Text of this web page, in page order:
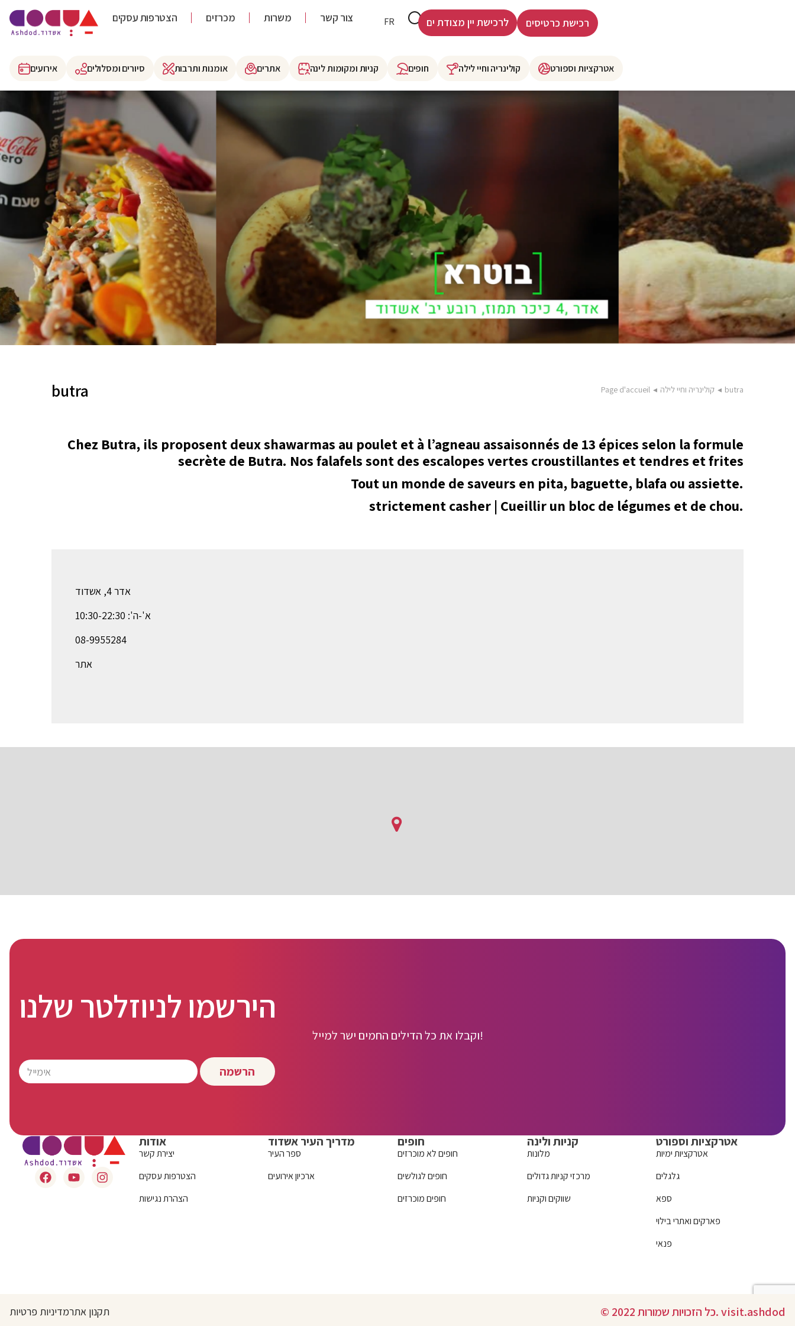
הצטרפות עסקים מכרזים משרות צור קשר FR
HE
לרכישת יין מצודת ים רכישת כרטיסים
אירועים סיורים ומסלולים אומנות ותרבות אתרים קניות ומקומות לינה חופים קולינריה וחיי לילה אטרקציות וספורט
butra Page d'accueil ◂ קולינריה וחיי לילה ◂ butra
Chez Butra, ils proposent deux shawarmas au poulet et à l’agneau assaisonnés de 13 épices selon la formule
secrète de Butra. Nos falafels sont des escalopes vertes croustillantes et tendres et frites
Tout un monde de saveurs en pita, baguette, blafa ou assiette.
strictement casher | Cueillir un bloc de légumes et de chou.
אדר 4, אשדוד
א'-ה': 10:30-22:30
08-9955284
אתר
הירשמו לניוזלטר שלנו
וקבלו את כל הדילים החמים ישר למייל!
הרשמה
אודות
יצירת קשר
הצטרפות עסקים
הצהרת נגישות
מדריך העיר אשדוד
ספר העיר
ארכיון אירועים
חופים
חופים לא מוכרזים
חופים לגולשים
חופים מוכרזים
קניות ולינה
מלונות
מרכזי קניות גדולים
שווקים וקניות
אטרקציות וספורט
אטרקציות ימיות
גלגלים
ספא
פארקים ואתרי בילוי
פנאי
מדיניות פרטיותתקנון אתר © 2022 כל הזכויות שמורות. visit.ashdod